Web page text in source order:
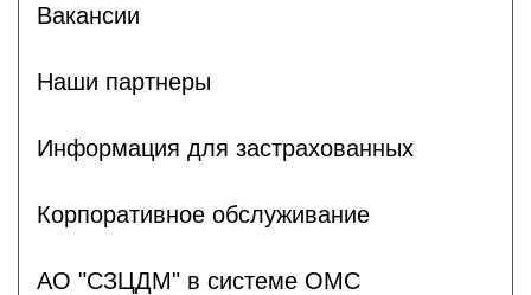
Вакансии
Наши партнеры
Информация для застрахованных
Корпоративное обслуживание
АО "СЗЦДМ" в системе ОМС